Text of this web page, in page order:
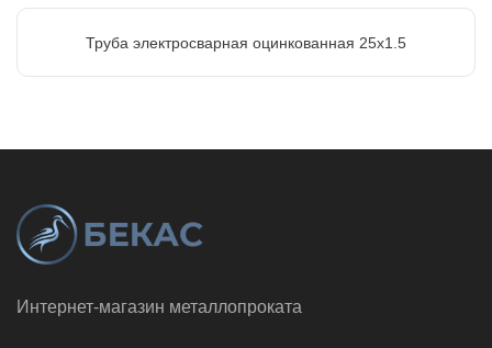
Труба электросварная оцинкованная 25х1.5
Интернет-магазин металлопроката